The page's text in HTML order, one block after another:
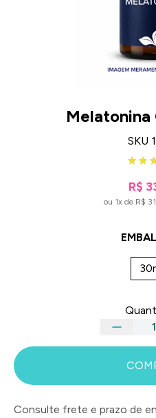
Melatonina
SKU
R$
ou 1x de R$
Consulte frete e prazo de